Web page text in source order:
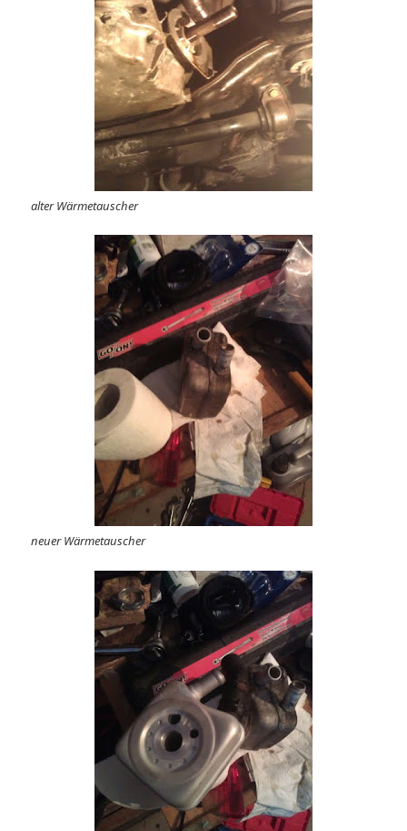
alter Wärmetauscher
neuer Wärmetauscher